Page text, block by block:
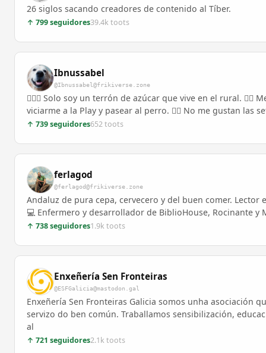
26 siglos sacando creadores de contenido al Tíber.
↑ 799 seguidores39.4k toots
Ibnussabel
@Ibnussabel@frikiverse.zone
🙋🏻‍♂️ Solo soy un terrón de azúcar que vive en el rural.
viciarme a la Play y pasear al perro. 👎🏻 No me gustan las
↑ 739 seguidores652 toots
ferlagod
@ferlagod@frikiverse.zone
Andaluz de pura cepa, cervecero y del buen comer.
💻 Enfermero y desarrollador de BiblioHouse, Rocinante
↑ 738 seguidores1.9k toots
Enxeñería Sen Fronteiras
@ESFGalicia@mastodon.gal
Enxeñería Sen Fronteiras Galicia somos unha asociación
servizo do ben común. Traballamos sensibilización,
al
↑ 721 seguidores2.1k toots